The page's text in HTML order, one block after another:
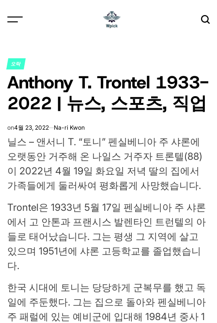
POSTED
IN
오락
Anthony T. Trontel 1933-
2022 | 뉴스, 스포츠, 직업
on4월 23, 2022 Na-ri Kwon
닐스 – 앤서니 T. “토니” 펜실베니아 주 샤론에
오랫동안 거주해 온 나일스 거주자 트론텔(88)
이 2022년 4월 19일 화요일 저녁 딸의 집에서
가족들에게 둘러싸여 평화롭게 사망했습니다.
Trontel은 1933년 5월 17일 펜실베니아 주 샤론
에서 고 안톤과 프랜시스 발렌타인 트런텔의 아
들로 태어났습니다. 그는 평생 그 지역에 살고
있으며 1951년에 샤론 고등학교를 졸업했습니
다.
한국 시대에 토니는 당당하게 군복무를 했고 독
일에 주둔했다. 그는 집으로 돌아와 펜실베니아
주 패럴에 있는 예비군에 입대해 1984년 중사 1